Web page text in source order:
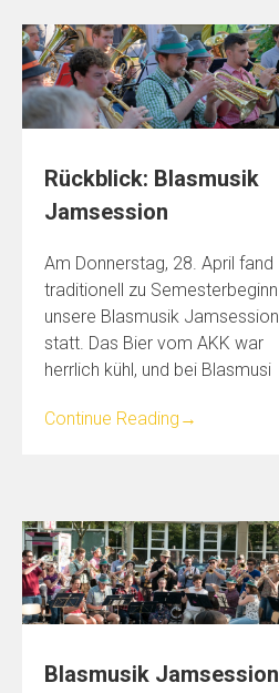
Rückblick: Blasmusik
Jamsession
Am Donnerstag, 28. April fand
traditionell zu Semesterbeginn
unsere Blasmusik Jamsession
statt. Das Bier vom AKK war
herrlich kühl, und bei Blasmusi
Continue Reading →
Blasmusik Jamsession